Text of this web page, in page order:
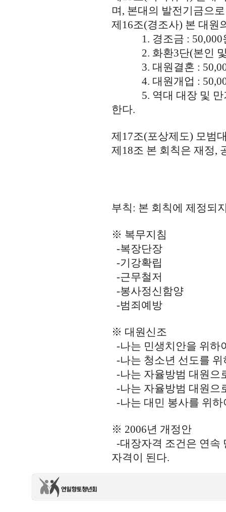
며, 본대의 발전기금으
제16조(경조사) 본 대원
1. 경조금 : 50,000
2. 화환3단(본인 및
3. 대원결혼 :
4. 대원개업 :
5. 역대 대장 및 만기
한다.
제17조(포상제도) 모범
제18조 본 회칙은 재정,
부칙: 본 회칙에 제정되
※ 복무지침
-복장단장
-기강확립
-근무철저
-봉사정신함양
-범죄예방
※ 대원신조
-나는 민생치안을 위하
-나는 청소년 선도를
-나는 자율방범 대원으
-나는 자율방범 대원으
-나는 대민 봉사를 위
※ 2006년 개정안
-대장자격 조건은 연속
자격이 된다.